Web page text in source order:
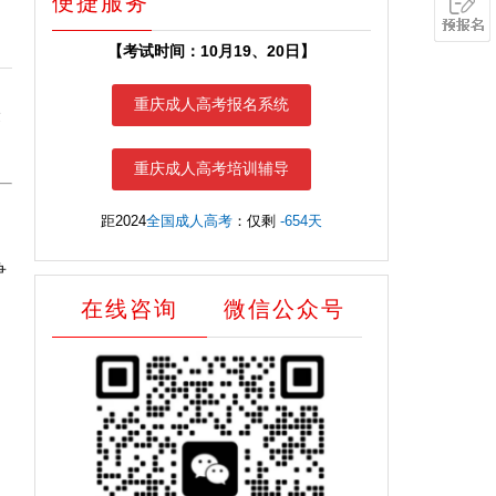
【考试时间：10月19、20日】
重庆成人高考报名系统
重庆成人高考培训辅导
距2024全国成人高考 ：仅剩 -654天
在线咨询 微信公众号